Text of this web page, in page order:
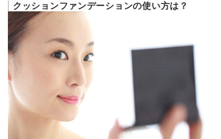
クッションファンデーションの使い方は？